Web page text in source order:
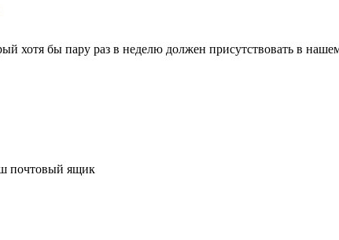
хотя бы пару раз в неделю должен присутствовать в
почтовый ящик